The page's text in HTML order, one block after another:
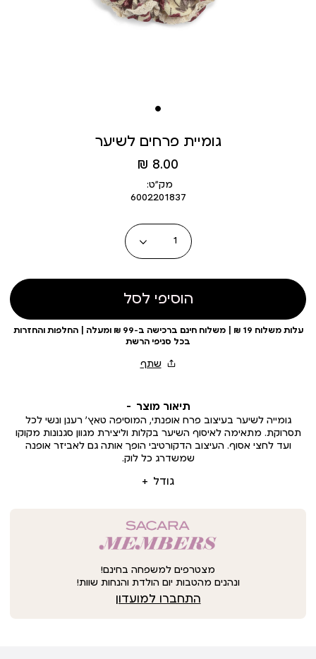
גומיית פרחים לשיער
מחיר
מוצר
8.00 ₪
מק״ט:
6002201837
כמות
הוסיפי לסל
עלות משלוח 19 ₪ | משלוח חינם ברכישה ב-99 ₪ ומעלה | החלפות והחזרות
בכל סניפי הרשת
תיאור מוצר
גודל
גומייה לשיער בעיצוב פרח אופנתי, המוסיפה טאץ’ רענן ונשי לכל
תסרוקת. מתאימה לאיסוף השיער בקלות וליצירת מגוון סגנונות מקוקו
ועד לחצי אסוף. העיצוב הדקורטיבי הופך אותה גם לאביזר אופנה
שמשדרג כל לוק.
מצטרפים למשפחה בחינם!
ונהנים מהטבות יום הולדת והנחות שוות!
התחברו למועדון